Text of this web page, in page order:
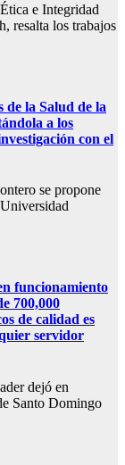
e Integridad
resalta los trabajos
la Salud de la
a los
con el
se propone
funcionamiento
700,000
de calidad es
servidor
dejó en
Santo Domingo